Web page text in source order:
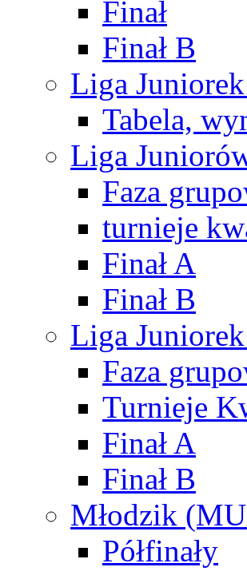
Finał
Finał B
Liga
Tabela,
Liga
Faza
turnieje
Finał A
Finał B
Liga
Faza
Turnieje
Finał A
Finał B
Młodzik
Półfinały